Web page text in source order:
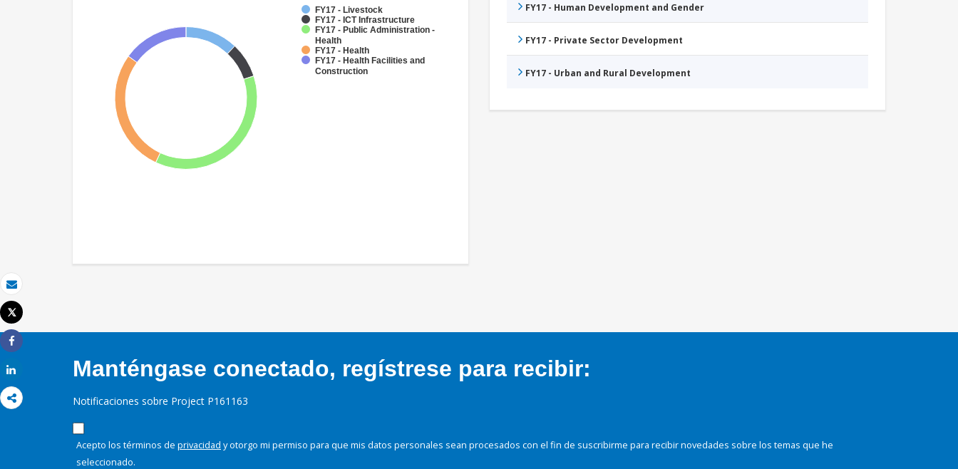
Correo electrónico
Imprimir
Tweet
Share
FY17 - Livestock
FY17 - ICT Infrastructure
FY17 - Public Administration -
Health
FY17 - Health
FY17 - Health Facilities and
Construction
FY17 - Human Development and Gender
FY17 - Private Sector Development
FY17 - Urban and Rural Development
Manténgase conectado, regístrese para recibir:
Notificaciones sobre Project P161163
Acepto los términos de privacidad y otorgo mi permiso para que mis datos personales sean procesados con el fin de suscribirme para recibir novedades sobre los temas que he
seleccionado.